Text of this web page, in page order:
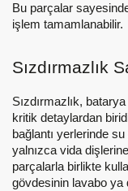
Bu parçalar
işlem tamamlanabilir.
Sızdırmazlık
Sızdırmazlık,
kritik detaylardan
bağlantı yerlerinde
yalnızca vida
parçalarla birlikte
gövdesinin lavabo ya